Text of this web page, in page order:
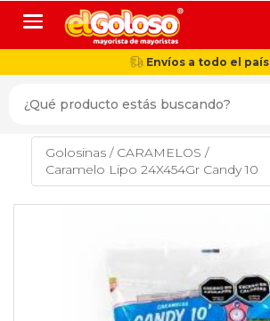
Toggle navigation
Envíos a todo el país
Golosinas / CARAMELOS /
Caramelo Lipo 24X454Gr Candy 10